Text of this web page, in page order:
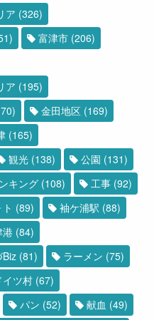
ア (326)
富津市 (206)
ア (195)
金田地区 (169)
(165)
観光 (138) 公園 (131)
キング (108) 工事 (92)
(89) 袖ケ浦駅 (88)
港 (84)
Biz (81) ラーメン (75)
イツ村 (67)
パン (52) 献血 (49)